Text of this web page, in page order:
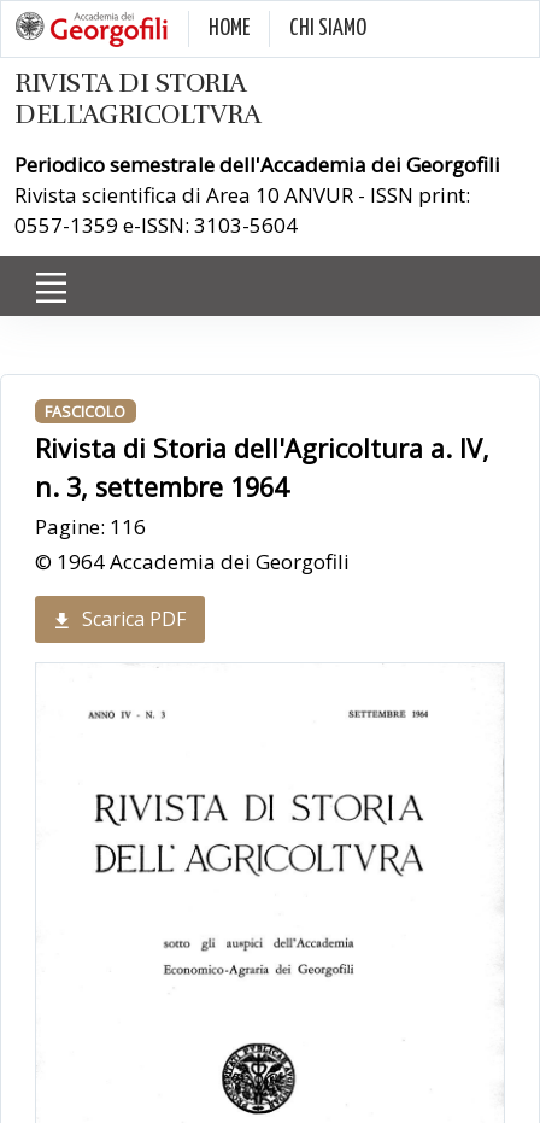
HOME CHI SIAMO
RIVISTA DI STORIA
DELL'AGRICOLTVRA
Periodico semestrale dell'Accademia dei Georgofili
Rivista scientifica di Area 10 ANVUR - ISSN print:
0557-1359 e-ISSN: 3103-5604
FASCICOLO
Rivista di Storia dell'Agricoltura a. IV,
n. 3, settembre 1964
Pagine: 116
© 1964 Accademia dei Georgofili
Scarica PDF